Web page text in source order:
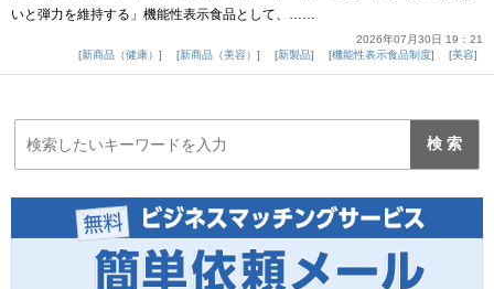
いと弾力を維持する」機能性表示食品として、……
2026年07月30日 19：21
新商品（健康）
新商品（美容） 新製品 機能性表示食品制度 美容